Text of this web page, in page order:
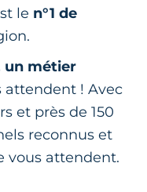
le n°1 de
un métier
attendent ! Avec
et près de 150
reconnus et
vous attendent.